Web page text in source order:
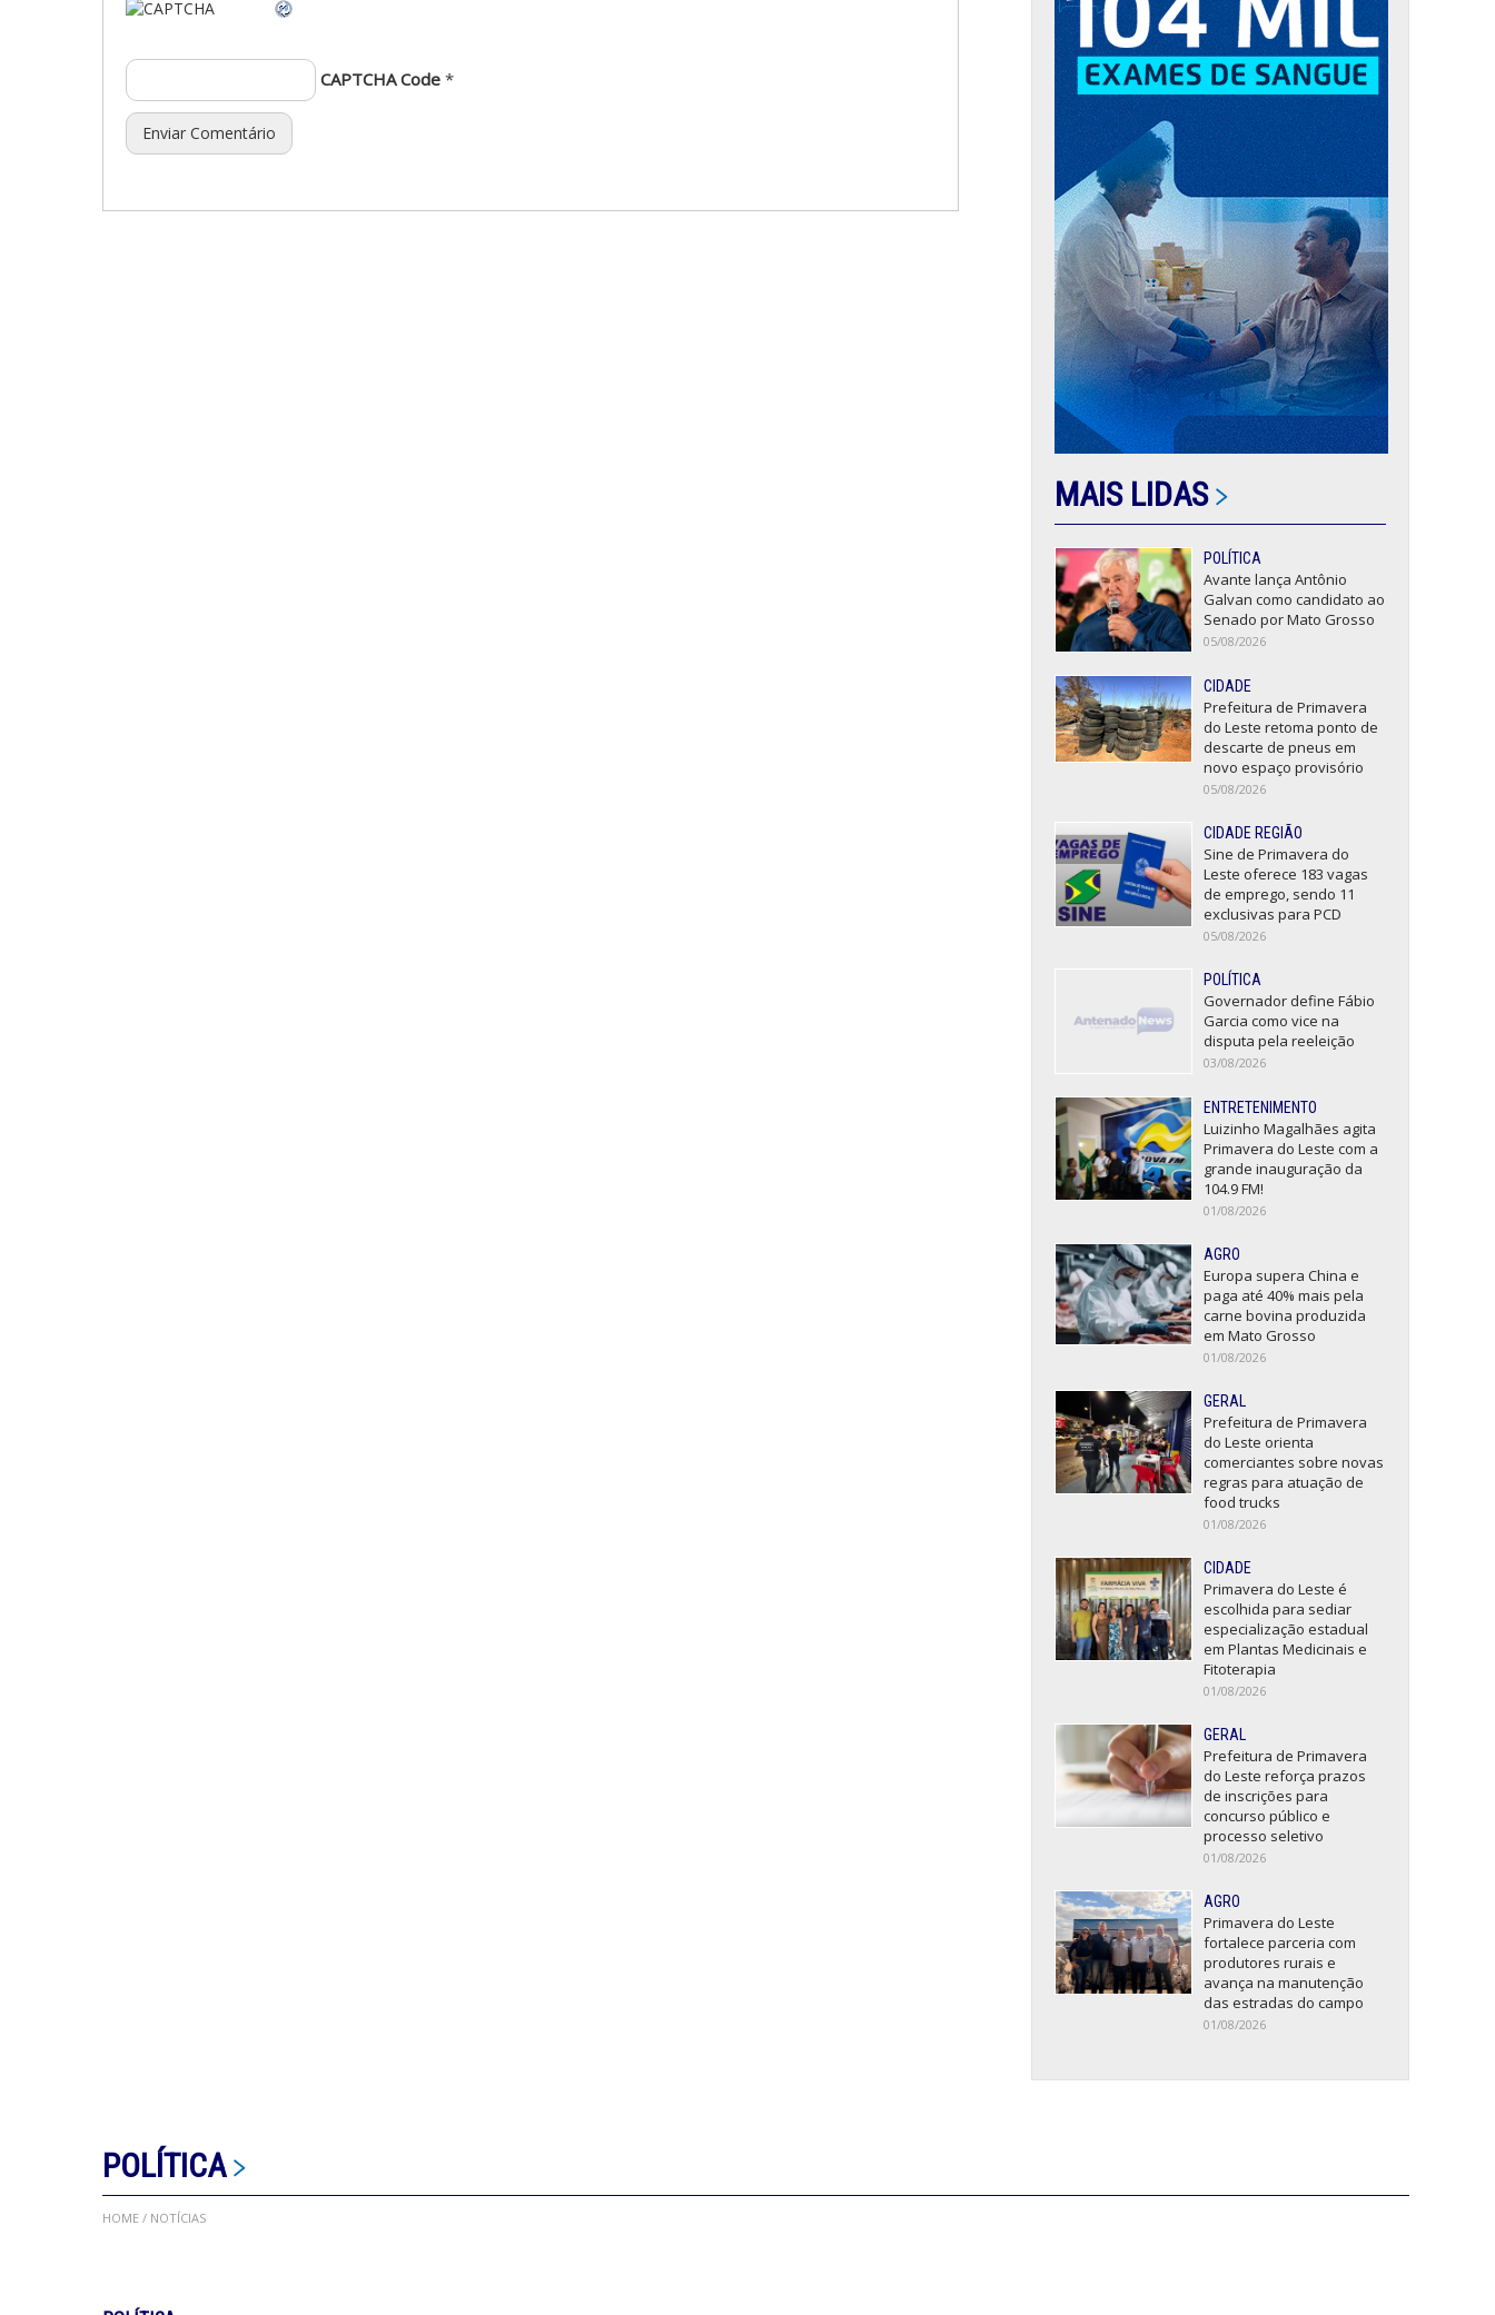
CAPTCHA Code *
MAIS LIDAS
POLÍTICA
Avante lança Antônio
Galvan como candidato ao
Senado por Mato Grosso
05/08/2026
CIDADE
Prefeitura de Primavera
do Leste retoma ponto de
descarte de pneus em
novo espaço provisório
05/08/2026
CIDADE REGIÃO
Sine de Primavera do
Leste oferece 183 vagas
de emprego, sendo 11
exclusivas para PCD
05/08/2026
POLÍTICA
Governador define Fábio
Garcia como vice na
disputa pela reeleição
03/08/2026
ENTRETENIMENTO
Luizinho Magalhães agita
Primavera do Leste com a
grande inauguração da
104.9 FM!
01/08/2026
AGRO
Europa supera China e
paga até 40% mais pela
carne bovina produzida
em Mato Grosso
01/08/2026
GERAL
Prefeitura de Primavera
do Leste orienta
comerciantes sobre novas
regras para atuação de
food trucks
01/08/2026
CIDADE
Primavera do Leste é
escolhida para sediar
especialização estadual
em Plantas Medicinais e
Fitoterapia
01/08/2026
GERAL
Prefeitura de Primavera
do Leste reforça prazos
de inscrições para
concurso público e
processo seletivo
01/08/2026
AGRO
Primavera do Leste
fortalece parceria com
produtores rurais e
avança na manutenção
das estradas do campo
01/08/2026
POLÍTICA
HOME / NOTÍCIAS